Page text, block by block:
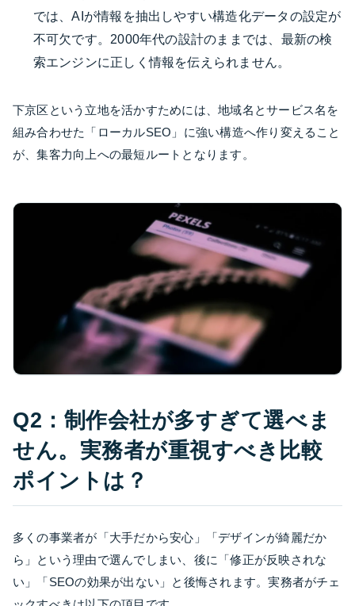
では、AIが情報を抽出しやすい構造化データの設定が
不可欠です。2000年代の設計のままでは、最新の検
索エンジンに正しく情報を伝えられません。
下京区という立地を活かすためには、地域名とサービス名を
組み合わせた「ローカルSEO」に強い構造へ作り変えること
が、集客力向上への最短ルートとなります。
Q2：制作会社が多すぎて選べま
せん。実務者が重視すべき比較
ポイントは？
多くの事業者が「大手だから安心」「デザインが綺麗だか
ら」という理由で選んでしまい、後に「修正が反映されな
い」「SEOの効果が出ない」と後悔されます。実務者がチェ